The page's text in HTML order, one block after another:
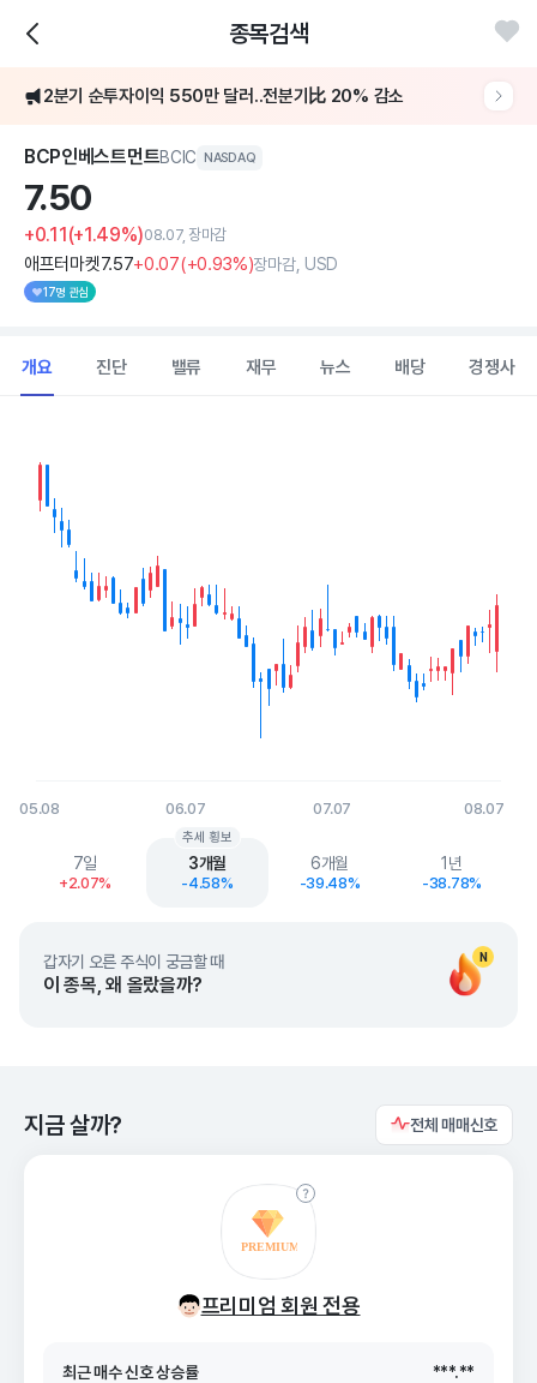
종목검색
2분기 순투자이익 550만 달러..전분기比 20% 감소
BCP인베스트먼트BCIC NASDAQ
7.50
+0.11(+1.49%)08.07, 장마감
애프터마켓7.57+0.07(+0.93%)장마감, USD
17명 관심
개요 진단 밸류 재무 뉴스 배당 경쟁사
View as data table, Chart
The chart has 1 Y axis displaying values. Data ranges from 6.7 to
05.08 06.07 07.07 08.07
End of interactive chart.
7일
+2.07%
3개월
-4.58%
추세 횡보
6개월
-39.48%
1년
-38.78%
N
갑자기 오른 주식이 궁금할 때
이 종목, 왜 올랐을까?
지금 살까? 전체 매매신호
프리미엄 회원 전용
26. 08/08
최근 매수 신호 상승률 ***.**